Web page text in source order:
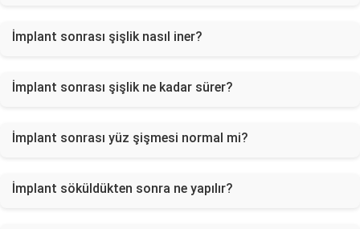
İmplant sonrası şişlik nasıl iner?
İmplant sonrası şişlik ne kadar sürer?
İmplant sonrası yüz şişmesi normal mi?
İmplant söküldükten sonra ne yapılır?